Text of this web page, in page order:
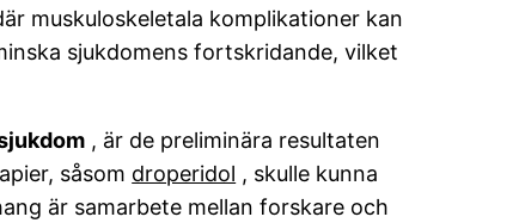
muskuloskeletala komplikationer kan
sjukdomens fortskridande, vilket
, är de preliminära resultaten
såsom droperidol , skulle kunna
är samarbete mellan forskare och